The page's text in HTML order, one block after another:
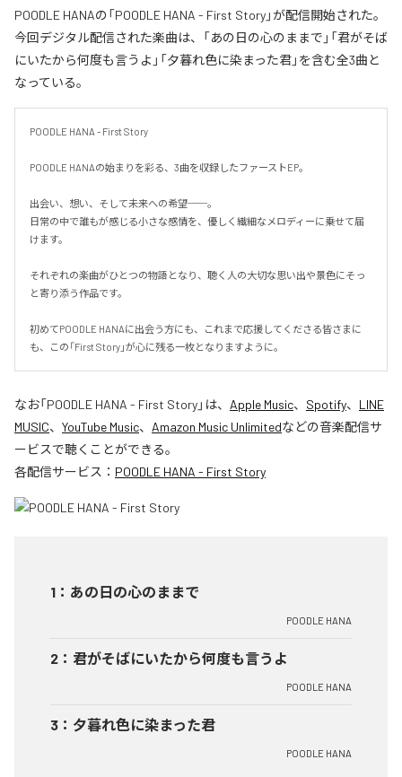
POODLE HANAの「POODLE HANA - First Story」が配信開始された。
今回デジタル配信された楽曲は、「あの日の心のままで」「君がそば
にいたから何度も言うよ」「夕暮れ色に染まった君」を含む全3曲と
なっている。
POODLE HANA - First Story
POODLE HANAの始まりを彩る、3曲を収録したファーストEP。
出会い、想い、そして未来への希望──。
日常の中で誰もが感じる小さな感情を、優しく繊細なメロディーに乗せて届
けます。
それぞれの楽曲がひとつの物語となり、聴く人の大切な思い出や景色にそっ
と寄り添う作品です。
初めてPOODLE HANAに出会う方にも、これまで応援してくださる皆さまに
も、この「First Story」が心に残る一枚となりますように。
なお「POODLE HANA - First Story」は、 Apple Music、 Spotify、 LINE
MUSIC、 YouTube Music、 Amazon Music Unlimitedなどの音楽配信サ
ービスで聴くことができる。
各配信サービス： POODLE HANA - First Story
1 ： あの日の心のままで
POODLE HANA
2 ： 君がそばにいたから何度も言うよ
POODLE HANA
3 ： 夕暮れ色に染まった君
POODLE HANA